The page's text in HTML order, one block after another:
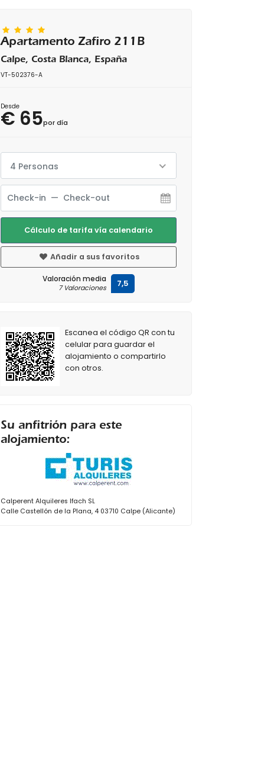
Apartamento Zafiro 211B
Calpe, Costa Blanca, España
VT-502376-A
Desde
€ 65por día
4 Personas
Cálculo de tarifa vía calendario
Añadir a sus favoritos
Valoración media
7 Valoraciones 7,5
Escanea el código QR con tu
celular para guardar el
alojamiento o compartirlo
con otros.
Su anfitrión para este
alojamiento:
Calperent Alquileres Ifach SL
Calle Castellón de la Plana, 4 03710 Calpe (Alicante)